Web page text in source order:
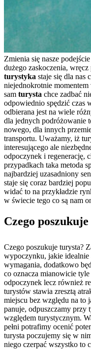
Zmienia się nasze
dużego zaskoczenia,
turystyka staje się dla nas
niejednokrotnie
sam turysta chce zadbać
odpowiednio spędzić czas
odbierana jest na wiele
dla jednych podróżowanie
nowego, dla innych
transportu. Uważamy, iż
interesującego ale
odpoczynek i regenerację,
przypadkach taka metoda
najbardziej uzasadniony
staje się coraz bardziej
widać to na przykładzie
w świecie tego co są nam
Czego
Czego poszukuje turysta?
wypoczynku, jakie idealnie
wymagania, dodatkowo
co oznacza mianowicie
odpoczynek lecz również
turystów stawia zresztą
miejscu bez względu na to
panuje, odpuszczamy przy
względem turystycznym.
pełni potrafimy ocenić
turysta poczujemy się w
niego czerpać wszystko to